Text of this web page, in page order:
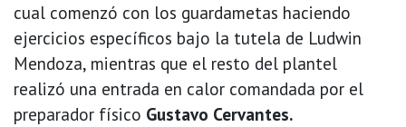
cual comenzó con los guardametas haciendo
ejercicios específicos bajo la tutela de Ludwin
Mendoza, mientras que el resto del plantel
realizó una entrada en calor comandada por el
preparador físico Gustavo Cervantes.